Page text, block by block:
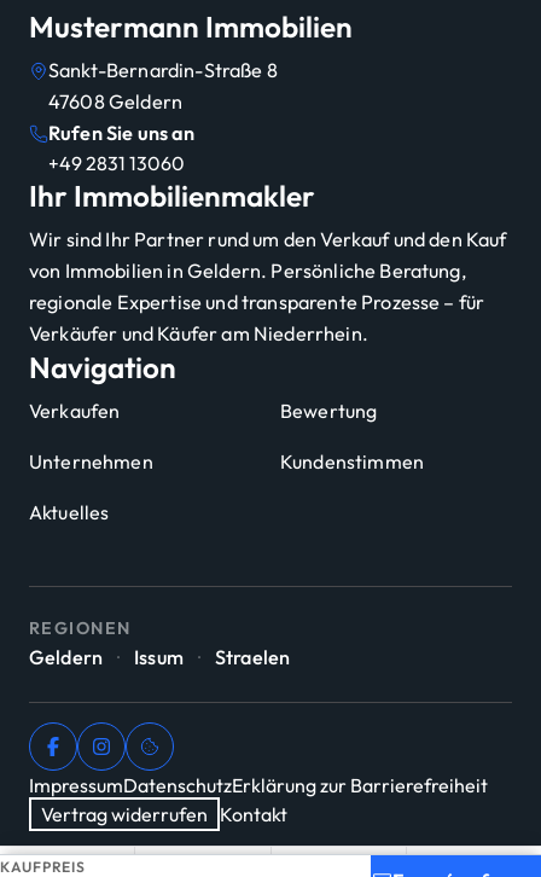
KAUFPREIS
Mustermann Immobilien
Sankt-Bernardin-Straße 8
47608Geldern
Rufen Sie uns an
+49 2831 13060
Ihr Immobilienmakler
Wir sind Ihr Partner rund um den Verkauf und den Kauf
von Immobilien in Geldern. Persönliche Beratung,
regionale Expertise und transparente Prozesse – für
Verkäufer und Käufer am Niederrhein.
Navigation
Verkaufen Bewertung
Unternehmen Kundenstimmen
Aktuelles
REGIONEN
Geldern · Issum · Straelen
FacebookInstagramCookie-Einstellungen
ImpressumDatenschutzErklärung zur Barrierefreiheit
Vertrag widerrufen Kontakt